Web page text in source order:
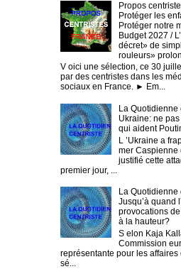
Propos
Protéger les
Protéger notre
Budget 2027 /
décret» de
rouleurs»
V oici une sélection, ce 30
par des centristes dans les
sociaux en France. ► Em...
La
Ukraine: ne
qui aident
L ’Ukraine a
mer Caspienne
justifié cette
premier jour, ...
La
Jusqu’à quand
provocations
à la hauteur?
S elon Kaja
Commission
représentante pour les
sé...